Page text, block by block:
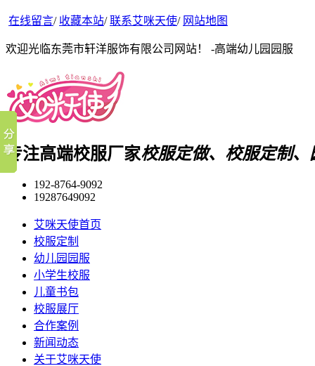
在线留言/ 收藏本站/联系艾咪天使/ 网站地图
欢迎光临东莞市轩洋服饰有限公司网站！ -高端幼儿园园服
专注高端校服厂家校服定做、校服定制
192-8764-9092
19287649092
艾咪天使首页
校服定制
幼儿园园服
小学生校服
儿童书包
校服展厅
合作案例
新闻动态
关于艾咪天使